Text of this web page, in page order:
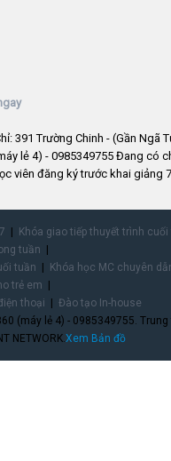
391 Trường Chinh - (Gần Ngã
lẻ 4) - 0985349755 Đang có
viên đăng ký trước khai giảng
Khóa giao tiếp thuyết trình
tuần
tuần
Khóa học MC chuyên
trẻ em
thoại
Đào tạo In-house
(máy lẻ 4) - 0985349755.
NETWORK. Xem Bản đồ